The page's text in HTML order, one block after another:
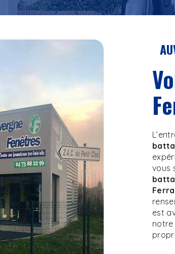
volets battants à Clermont-
vous
est
notre